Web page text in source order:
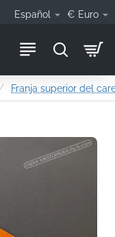
Español € Euro
Franja superior del